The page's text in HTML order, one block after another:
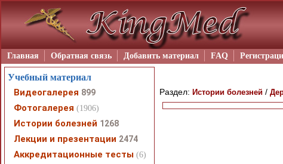
Главная Обратная связь Добавить материал FAQ
Раздел: Истории болезней /
Учебный материал
Видеогалерея 899
Фотогалерея (1906)
Истории болезней 1268
Лекции и презентации 2474
Аккредитационные тесты (6)